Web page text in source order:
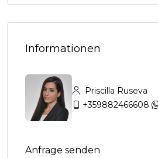
Informationen
Priscilla Ruseva
+359882466608
Anfrage senden